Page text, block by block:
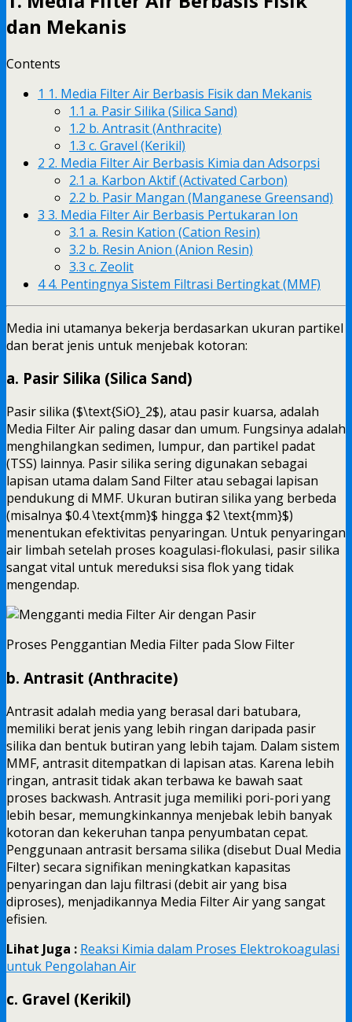
dan Mekanis
Contents
1 1. Media Filter Air Berbasis Fisik dan Mekanis
1.1 a. Pasir Silika (Silica Sand)
1.2 b. Antrasit (Anthracite)
1.3 c. Gravel (Kerikil)
2 2. Media Filter Air Berbasis Kimia dan Adsorpsi
2.1 a. Karbon Aktif (Activated Carbon)
2.2 b. Pasir Mangan (Manganese Greensand)
3 3. Media Filter Air Berbasis Pertukaran Ion
3.1 a. Resin Kation (Cation Resin)
3.2 b. Resin Anion (Anion Resin)
3.3 c. Zeolit
44. Pentingnya Sistem Filtrasi Bertingkat (MMF)
Media ini utamanya bekerja berdasarkan ukuran partikel
dan berat jenis untuk menjebak kotoran:
a. Pasir Silika (Silica Sand)
Pasir silika ($\text{SiO}_2$), atau pasir kuarsa, adalah
Media Filter Air paling dasar dan umum. Fungsinya adalah
menghilangkan sedimen, lumpur, dan partikel padat
(TSS) lainnya. Pasir silika sering digunakan sebagai
lapisan utama dalam Sand Filter atau sebagai lapisan
pendukung di MMF. Ukuran butiran silika yang berbeda
(misalnya $0.4 \text{mm}$ hingga $2 \text{mm}$)
menentukan efektivitas penyaringan. Untuk penyaringan
air limbah setelah proses koagulasi-flokulasi, pasir silika
sangat vital untuk mereduksi sisa flok yang tidak
mengendap.
Proses Penggantian Media Filter pada Slow Filter
b. Antrasit (Anthracite)
Antrasit adalah media yang berasal dari batubara,
memiliki berat jenis yang lebih ringan daripada pasir
silika dan bentuk butiran yang lebih tajam. Dalam sistem
MMF, antrasit ditempatkan di lapisan atas. Karena lebih
ringan, antrasit tidak akan terbawa ke bawah saat
proses backwash. Antrasit juga memiliki pori-pori yang
lebih besar, memungkinkannya menjebak lebih banyak
kotoran dan kekeruhan tanpa penyumbatan cepat.
Penggunaan antrasit bersama silika (disebut Dual Media
Filter) secara signifikan meningkatkan kapasitas
penyaringan dan laju filtrasi (debit air yang bisa
diproses), menjadikannya Media Filter Air yang sangat
efisien.
Lihat Juga : Reaksi Kimia dalam Proses Elektrokoagulasi
untuk Pengolahan Air
c. Gravel (Kerikil)